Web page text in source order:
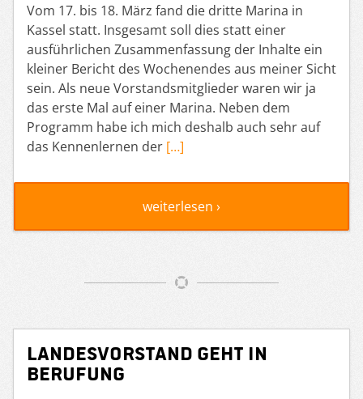
Vom 17. bis 18. März fand die dritte Marina in
Kassel statt. Insgesamt soll dies statt einer
ausführlichen Zusammenfassung der Inhalte ein
kleiner Bericht des Wochenendes aus meiner Sicht
sein. Als neue Vorstandsmitglieder waren wir ja
das erste Mal auf einer Marina. Neben dem
Programm habe ich mich deshalb auch sehr auf
das Kennenlernen der […]
weiterlesen ›
Landesvorstand geht in
Berufung